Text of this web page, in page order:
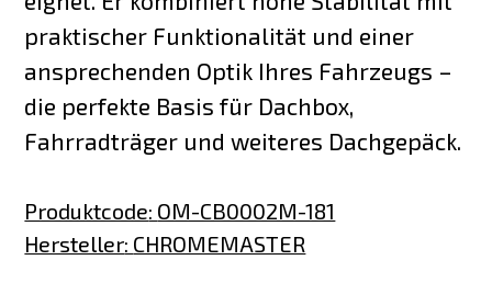
praktischer Funktionalität und einer
ansprechenden Optik Ihres Fahrzeugs –
die perfekte Basis für Dachbox,
Fahrradträger und weiteres Dachgepäck.
Produktcode: OM-CB0002M-181
Hersteller: CHROMEMASTER